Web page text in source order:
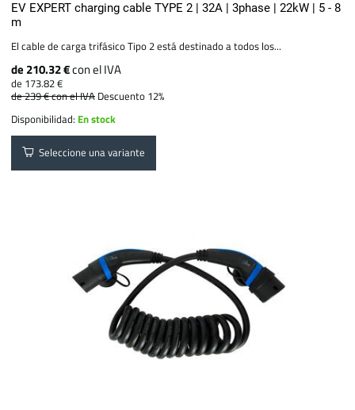
EV EXPERT charging cable TYPE 2 | 32A | 3phase | 22kW | 5 - 8
m
El cable de carga trifásico Tipo 2 está destinado a todos los...
de 210.32 €con el IVA
de 173.82 €
de 239 €con el IVA Descuento 12%
Disponibilidad: En stock
Seleccione una variante